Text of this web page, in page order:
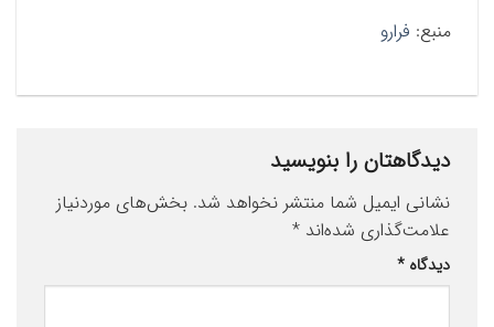
منبع: فرارو
دیدگاهتان را بنویسید
نشانی ایمیل شما منتشر نخواهد شد. بخش‌های موردنیاز
علامت‌گذاری شده‌اند *
دیدگاه *